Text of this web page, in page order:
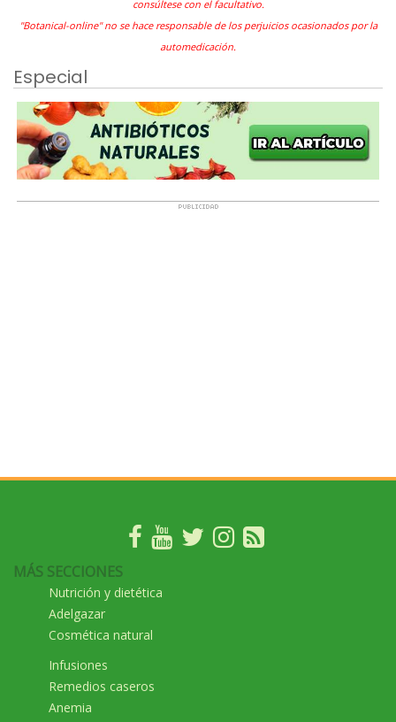
consúltese con el facultativo.
"Botanical-online" no se hace responsable de los perjuicios ocasionados por la
automedicación.
Especial
MÁS SECCIONES
Nutrición y dietética
Adelgazar
Cosmética natural
Infusiones
Remedios caseros
Anemia